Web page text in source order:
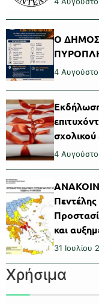
Ο
4
4
Πεντέλης
και
31 Ιουλίου
Χρήσιμα